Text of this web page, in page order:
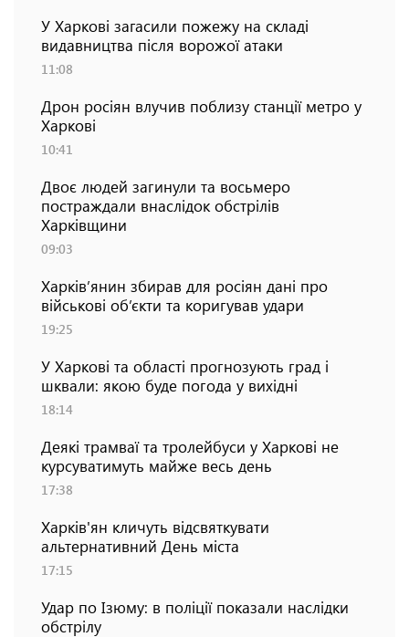
У Харкові загасили пожежу на складі
видавництва після ворожої атаки
11:08
Дрон росіян влучив поблизу станції метро у
Харкові
10:41
Двоє людей загинули та восьмеро
постраждали внаслідок обстрілів
Харківщини
09:03
Харків’янин збирав для росіян дані про
військові об’єкти та коригував удари
19:25
У Харкові та області прогнозують град і
шквали: якою буде погода у вихідні
18:14
Деякі трамваї та тролейбуси у Харкові не
курсуватимуть майже весь день
17:38
Харків'ян кличуть відсвяткувати
альтернативний День міста
17:15
Удар по Ізюму: в поліції показали наслідки
обстрілу